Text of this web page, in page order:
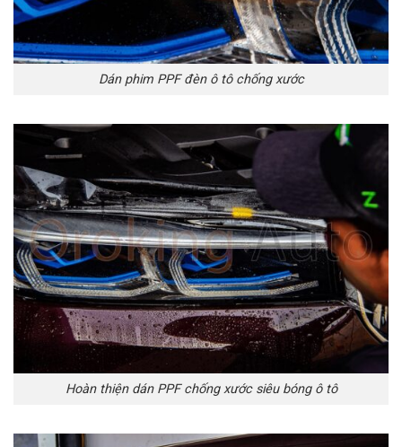
Dán phim PPF đèn ô tô chống xước
Hoàn thiện dán PPF chống xước siêu bóng ô tô